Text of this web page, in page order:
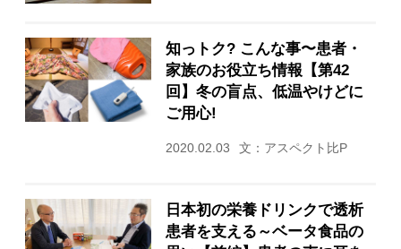
知っトク? こんな事〜患者・
家族のお役立ち情報【第42
回】冬の盲点、低温やけどに
ご用心!
2020.02.03 文：アスペクト比P
日本初の栄養ドリンクで透析
患者を支える～ベータ食品の